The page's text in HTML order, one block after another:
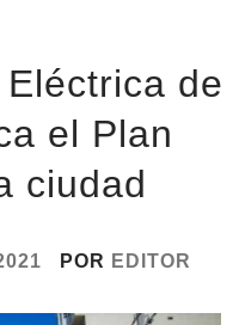
de
el Plan
ciudad
POR EDITOR